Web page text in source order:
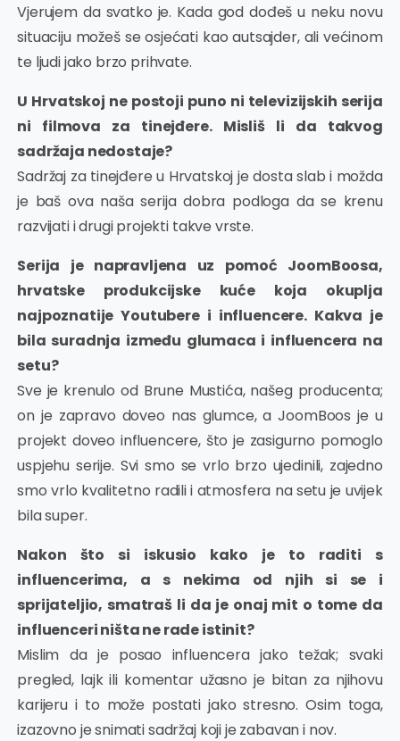
Vjerujem da svatko je. Kada god dođeš u neku novu
situaciju možeš se osjećati kao autsajder, ali većinom
te ljudi jako brzo prihvate.
U Hrvatskoj ne postoji puno ni televizijskih serija
ni filmova za tinejđere. Misliš li da takvog
sadržaja nedostaje?
Sadržaj za tinejđere u Hrvatskoj je dosta slab i možda
je baš ova naša serija dobra podloga da se krenu
razvijati i drugi projekti takve vrste.
Serija je napravljena uz pomoć JoomBoosa,
hrvatske produkcijske kuće koja okuplja
najpoznatije Youtubere i influencere. Kakva je
bila suradnja između glumaca i influencera na
setu?
Sve je krenulo od Brune Mustića, našeg producenta;
on je zapravo doveo nas glumce, a JoomBoos je u
projekt doveo influencere, što je zasigurno pomoglo
uspjehu serije. Svi smo se vrlo brzo ujedinili, zajedno
smo vrlo kvalitetno radili i atmosfera na setu je uvijek
bila super.
Nakon što si iskusio kako je to raditi s
influencerima, a s nekima od njih si se i
sprijateljio, smatraš li da je onaj mit o tome da
influenceri ništa ne rade istinit?
Mislim da je posao influencera jako težak; svaki
pregled, lajk ili komentar užasno je bitan za njihovu
karijeru i to može postati jako stresno. Osim toga,
izazovno je snimati sadržaj koji je zabavan i nov.